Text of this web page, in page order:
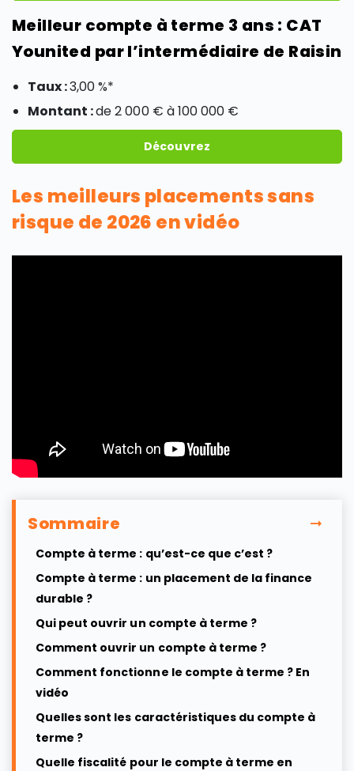
Meilleur compte à terme 3 ans : CAT
Younited par l’intermédiaire de Raisin
Taux :3,00 %*
Montant :de 2 000 € à 100 000 €
Découvrez
Les meilleurs placements sans
risque de 2026 en vidéo
Sommaire
Compte à terme : qu’est-ce que c’est ?
Compte à terme : un placement de la finance
durable ?
Qui peut ouvrir un compte à terme ?
Comment ouvrir un compte à terme ?
Comment fonctionne le compte à terme ? En
vidéo
Quelles sont les caractéristiques du compte à
terme ?
Quelle fiscalité pour le compte à terme en